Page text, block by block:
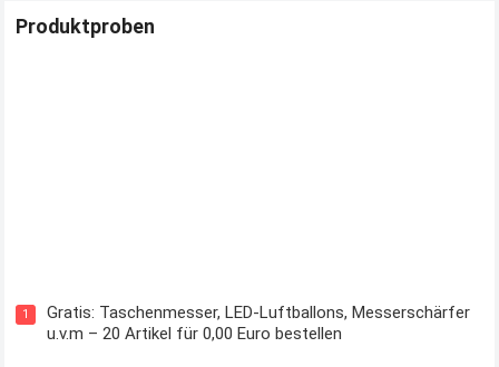
Produktproben
1
Gratis: Taschenmesser, LED-Luftballons, Messerschärfer
u.v.m – 20 Artikel für 0,00 Euro bestellen